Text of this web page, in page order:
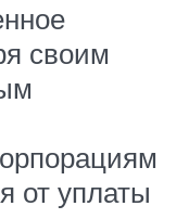
своим
от уплаты